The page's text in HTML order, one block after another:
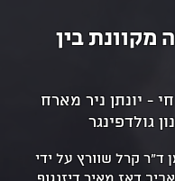
מקוונת בין
- יונתן ניר מארח
גולדפינגר
הוזמן ד"ר קרל שוורץ על ידי